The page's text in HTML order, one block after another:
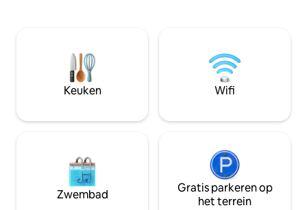
rustige bosrijke omgeving aan de rand
van Blackstable Nature Reserve met
schilderachtige valleipromenades, een
rustieke dorpse omgeving, een
slaapkamers
300 Mbps.
opgevoede
Afgesloten tuin.
strengste
Keuken Wifi
Zwembad
Gratis parkeren op
het terrein